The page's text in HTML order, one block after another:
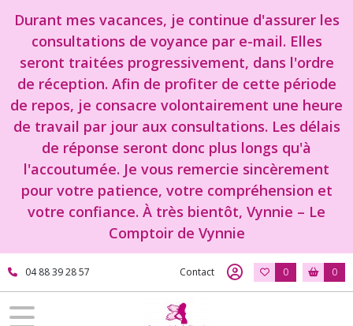
Durant mes vacances, je continue d'assurer les
consultations de voyance par e-mail. Elles
seront traitées progressivement, dans l'ordre
de réception. Afin de profiter de cette période
de repos, je consacre volontairement une heure
de travail par jour aux consultations. Les délais
de réponse seront donc plus longs qu'à
l'accoutumée. Je vous remercie sincèrement
pour votre patience, votre compréhension et
votre confiance. À très bientôt, Vynnie – Le
Comptoir de Vynnie
04 88 39 28 57 Contact 0 0